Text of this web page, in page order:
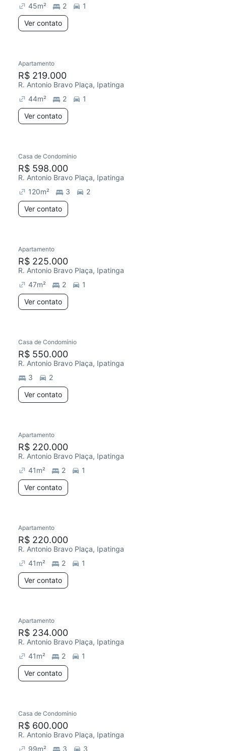
45m² 2
1
Ver contato
Apartamento
R$ 219.000
R. Antonio Bravo Plaça, Ipatinga
44m² 2
1
Ver contato
Casa de Condomínio
R$ 598.000
R. Antonio Bravo Plaça, Ipatinga
120m² 3
2
Ver contato
Apartamento
R$ 225.000
R. Antonio Bravo Plaça, Ipatinga
47m² 2
1
Ver contato
Casa de Condomínio
R$ 550.000
R. Antonio Bravo Plaça, Ipatinga
3
2
Ver contato
Apartamento
R$ 220.000
R. Antonio Bravo Plaça, Ipatinga
41m² 2
1
Ver contato
Apartamento
R$ 220.000
R. Antonio Bravo Plaça, Ipatinga
41m² 2
1
Ver contato
Apartamento
R$ 234.000
R. Antonio Bravo Plaça, Ipatinga
41m² 2
1
Ver contato
Casa de Condomínio
R$ 600.000
R. Antonio Bravo Plaça, Ipatinga
99m² 3 3